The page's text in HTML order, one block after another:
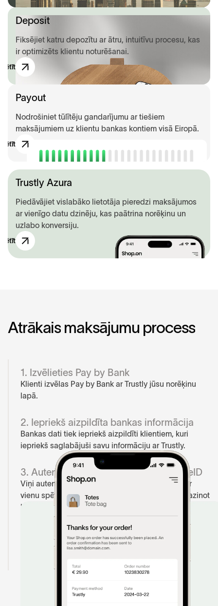
Deposit
Fiksējiet katru depozītu ar ātru, intuitīvu procesu, kas
ir optimizēts klientu noturēšanai.
Payout
Nodrošiniet tūlītēju gandarījumu ar tiešiem
maksājumiem uz klientu bankas kontiem visā Eiropā.
Trustly Azura
Piedāvājiet vislabāko lietotāja pieredzi maksājumos
ar vienīgo datu dzinēju, kas paātrina norēķinu un
uzlabo konversiju.
Ātrākais maksājumu process
1. Izvēlieties Pay by Bank
Klienti izvēlas Pay by Bank ar Trustly jūsu norēķinu
lapā.
2. Iepriekš aizpildīta bankas informācija
Bankas dati tiek iepriekš aizpildīti klientiem, kuri
iepriekš saglabājuši savu informāciju ar Trustly.
3. Autentifikācija ar bankas lietotni vai eID
Viņi autentificējas savā bankas lietotnē vai eID ar
vienu spēcīgu klienta autentifikāciju (SCA), samazinot
krāpšanu, neatstājot jūsu norēķinu lapu.
4. Maksājuma apstiprinājums
Viņi pabeidz jūsu apstiprinājuma lapā — veicot